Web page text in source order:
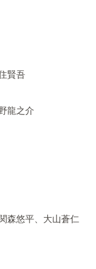
賢吾
龍之介
森悠平、大山蒼仁